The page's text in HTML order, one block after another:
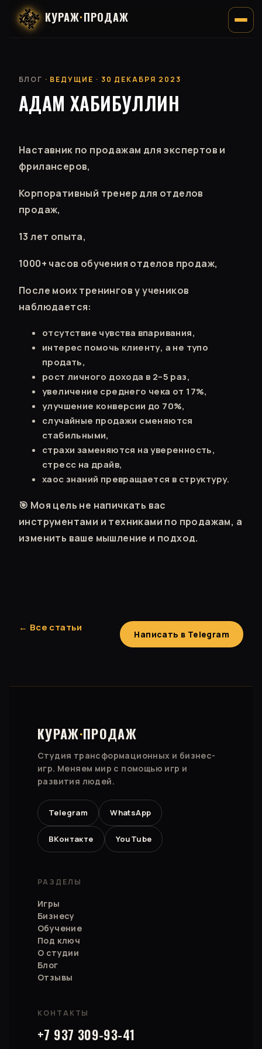
КУРАЖ·ПРОДАЖ
БЛОГ · ВЕДУЩИЕ · 30 ДЕКАБРЯ 2023
АДАМ ХАБИБУЛЛИН
Наставник по продажам для экспертов и
фрилансеров,
Корпоративный тренер для отделов
продаж,
13 лет опыта,
1000+ часов обучения отделов продаж,
После моих тренингов у учеников
наблюдается:
отсутствие чувства впаривания,
интерес помочь клиенту, а не тупо
продать,
рост личного дохода в 2–5 раз,
увеличение среднего чека от 17%,
улучшение конверсии до 70%,
случайные продажи сменяются
стабильными,
страхи заменяются на уверенность,
стресс на драйв,
хаос знаний превращается в структуру.
🎯 Моя цель не напичкать вас
инструментами и техниками по продажам, а
изменить ваше мышление и подход.
← Все статьи
Написать в Telegram
КУРАЖ·ПРОДАЖ
Студия трансформационных и бизнес-
игр. Меняем мир с помощью игр и
развития людей.
Telegram WhatsApp
ВКонтакте YouTube
РАЗДЕЛЫ
Игры
Бизнесу
Обучение
Под ключ
О студии
Блог
Отзывы
КОНТАКТЫ
+7 937 309-93-41